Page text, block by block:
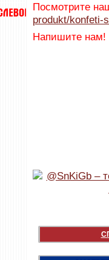
Посмотрите
produkt/konfeti-
Напишите